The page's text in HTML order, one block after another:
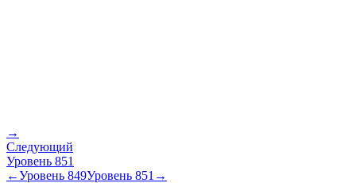
→
Следующий
Уровень 851
←Уровень 849Уровень 851 →